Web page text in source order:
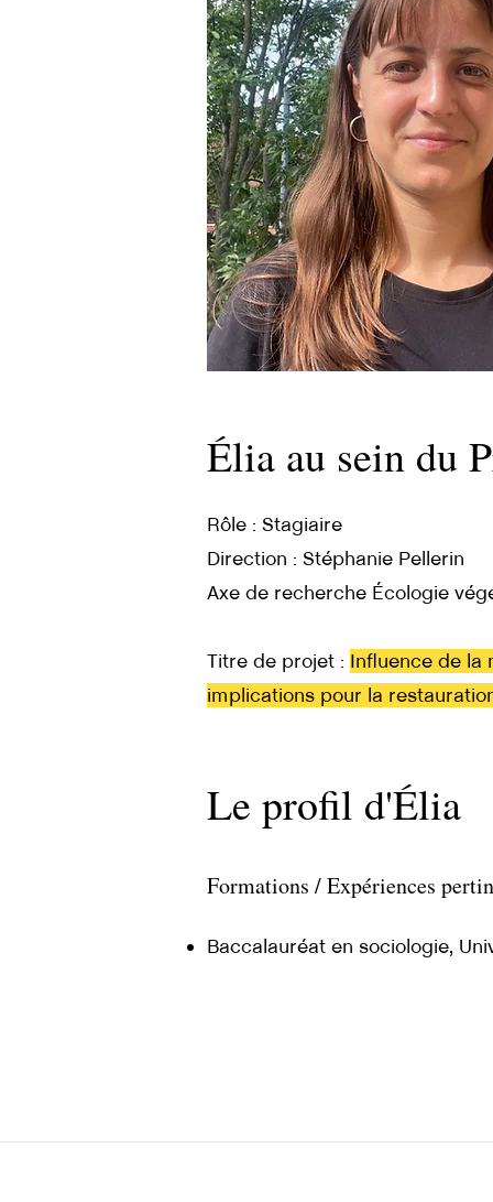
Élia au sein du
Rôle : Stagiaire
Direction : Stéphanie Pellerin
Axe de recherche Écologie
​Titre de projet : Influence de la
implications pour la
Le profil d'Élia
Formations / Expériences
Baccalauréat en sociologie,